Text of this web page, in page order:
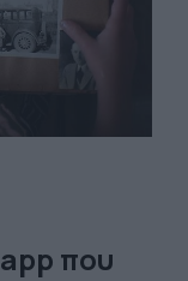
που